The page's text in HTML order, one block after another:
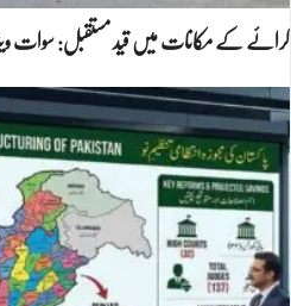
کرائے کے مکانات میں قید مستقبل: سوات